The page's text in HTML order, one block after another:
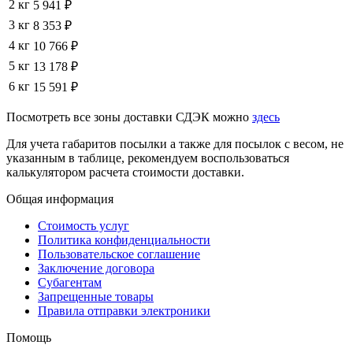
2 кг 5 941 ₽
3 кг 8 353 ₽
4 кг 10 766 ₽
5 кг 13 178 ₽
6 кг 15 591 ₽
Посмотреть все зоны доставки СДЭК можно здесь
Для учета габаритов посылки а также для посылок с весом, не
указанным в таблице, рекомендуем воспользоваться
калькулятором расчета стоимости доставки.
Общая информация
Стоимость услуг
Политика конфиденциальности
Пользовательское соглашение
Заключение договора
Субагентам
Запрещенные товары
Правила отправки электроники
Помощь